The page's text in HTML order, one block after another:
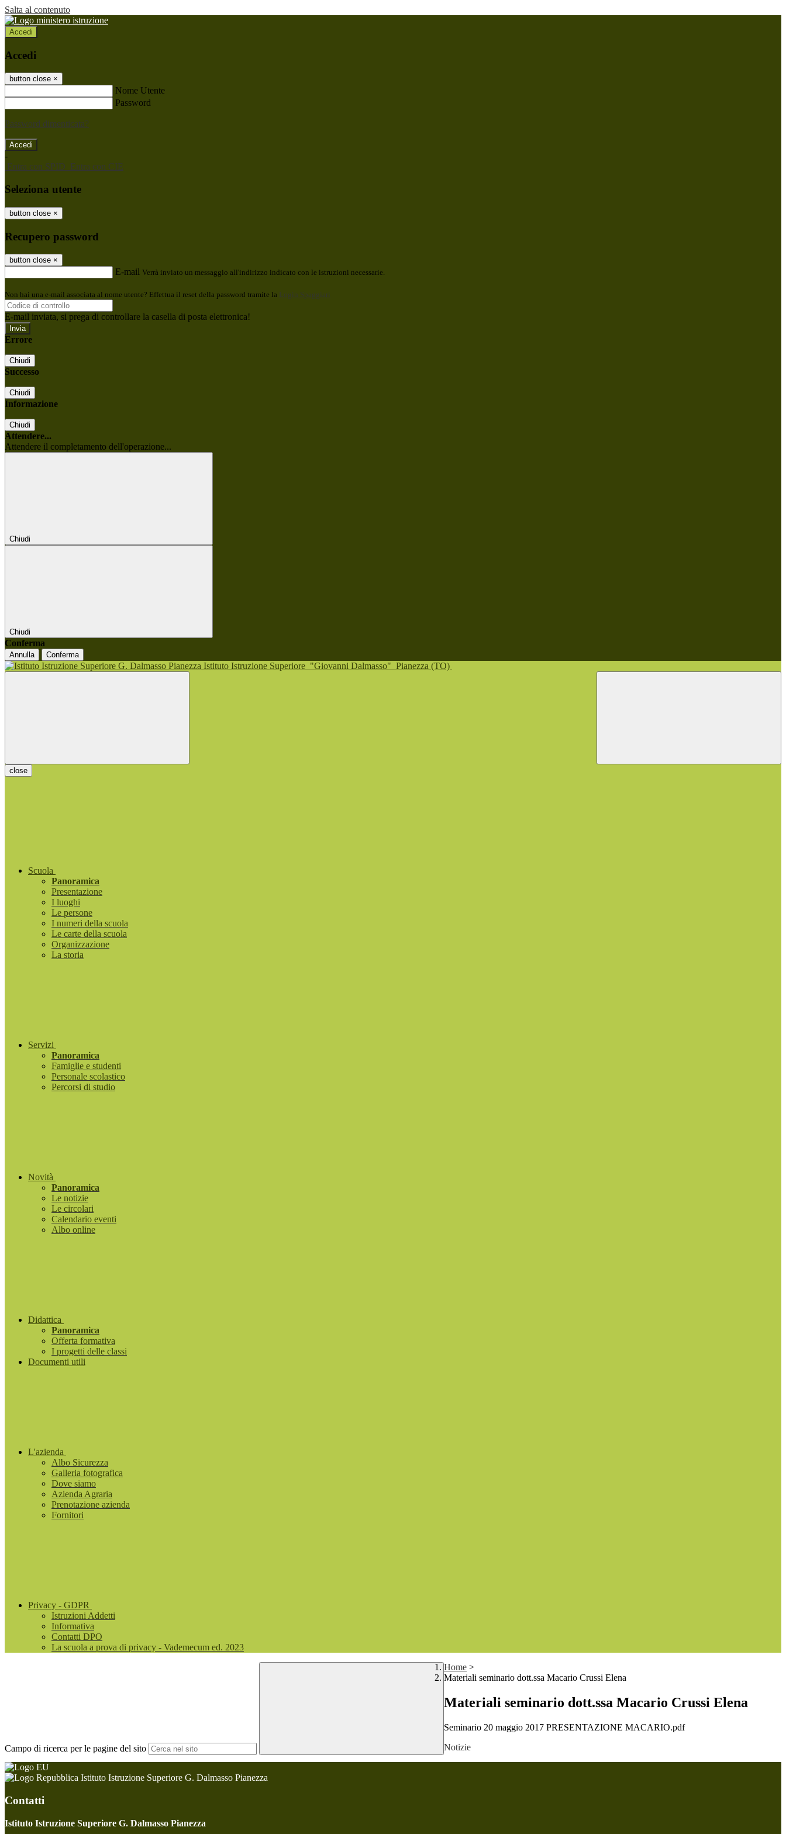
Salta al contenuto
Accedi
Accedi
button close ×
Nome Utente
Password
Password dimenticata?
-
Entra con SPID Entra con CIE
Seleziona utente
button close ×
Recupero password
button close ×
E-mail Verrà inviato un messaggio all'indirizzo indicato con le istruzioni necessarie.
Non hai una e-mail associata al nome utente? Effettua il reset della password tramite la Login Spaggiari
E-mail inviata, si prega di controllare la casella di posta elettronica!
Errore
Chiudi
Successo
Chiudi
Informazione
Chiudi
Attendere...
Attendere il completamento dell'operazione...
Chiudi
Chiudi
Conferma
Annulla Conferma
Istituto Istruzione Superiore "Giovanni Dalmasso" Pianezza (TO)
close
Scuola
Panoramica
Presentazione
I luoghi
Le persone
I numeri della scuola
Le carte della scuola
Organizzazione
La storia
Servizi
Panoramica
Famiglie e studenti
Personale scolastico
Percorsi di studio
Novità
Panoramica
Le notizie
Le circolari
Calendario eventi
Albo online
Didattica
Panoramica
Offerta formativa
I progetti delle classi
Documenti utili
L'azienda
Albo Sicurezza
Galleria fotografica
Dove siamo
Azienda Agraria
Prenotazione azienda
Fornitori
Privacy - GDPR
Istruzioni Addetti
Informativa
Contatti DPO
La scuola a prova di privacy - Vademecum ed. 2023
Campo di ricerca per le pagine del sito
Home >
Materiali seminario dott.ssa Macario Crussi Elena
Materiali seminario dott.ssa Macario Crussi Elena
Seminario 20 maggio 2017 PRESENTAZIONE MACARIO.pdf
Notizie
Istituto Istruzione Superiore G. Dalmasso Pianezza
Contatti
Istituto Istruzione Superiore G. Dalmasso Pianezza